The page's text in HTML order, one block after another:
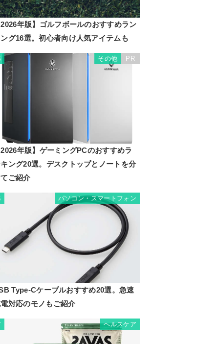
年版】ゴルフボールのおすすめラン
グ16選。初心者向け人気アイテムも
その他 PR
年版】ゲーミングPCのおすすめラ
ング20選。デスクトップとノートを分
ご紹介
パソコン・スマートフォン
Type-Cケーブルおすすめ20選。急速
対応のモノもご紹介
ヘルスケア